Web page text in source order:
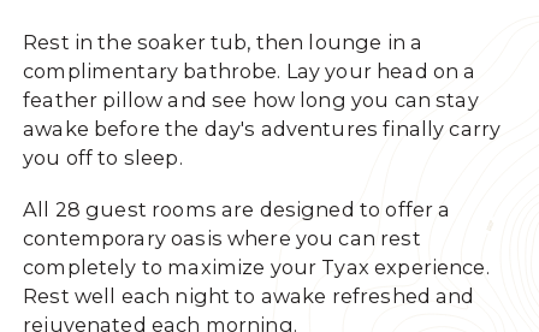
zum Heliskiing
Das Spa in Tyax
Unsere Guides
Ski-, Snowboard- und
Sicherheit
Unser Team
Blogs
Rest in the soaker tub, then lounge in a
complimentary bathrobe. Lay your head on a
feather pillow and see how long you can stay
awake before the day's adventures finally carry
you off to sleep.
All 28 guest rooms are designed to offer a
contemporary oasis where you can rest
completely to maximize your Tyax experience.
Rest well each night to awake refreshed and
rejuvenated each morning.